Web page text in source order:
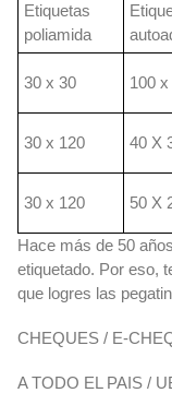
Etiquetas
poliamida
30 x 30 100
30 x 120 40 X
30 x 120 50 X
Hace más de 50
etiquetado. Por eso,
que logres las
CHEQUES / E-
A TODO EL PAIS /